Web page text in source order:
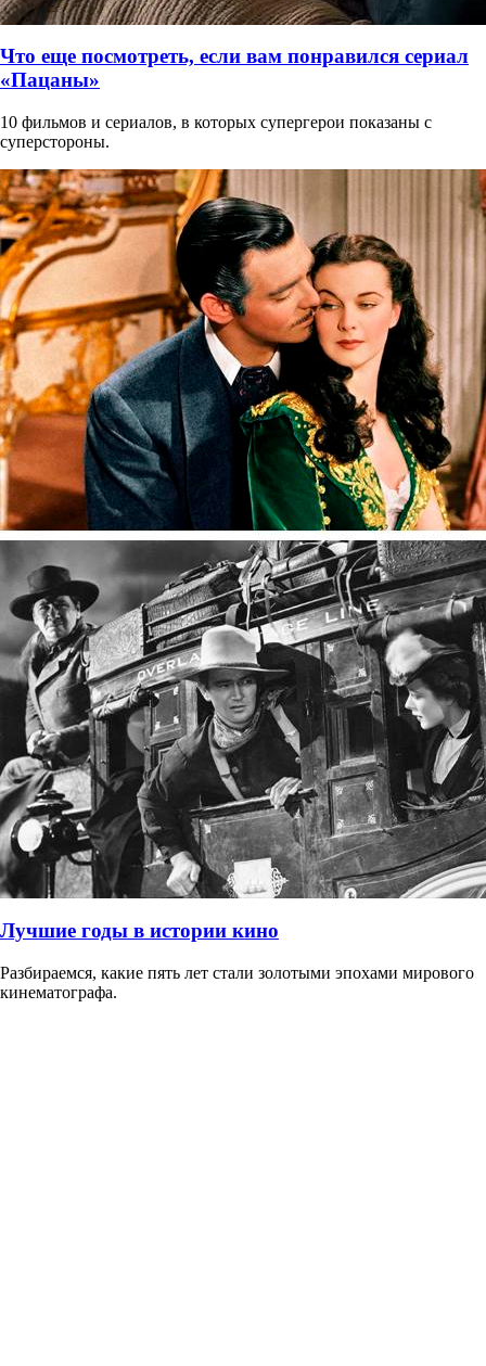
Что еще посмотреть, если вам понравился сериал
«Пацаны»
10 фильмов и сериалов, в которых супергерои показаны с
суперстороны.
Лучшие годы в истории кино
Разбираемся, какие пять лет стали золотыми эпохами мирового
кинематографа.